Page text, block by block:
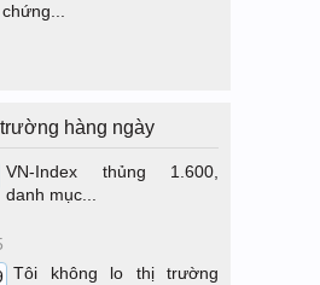
chứng...
hàng ngày
VN-Index thủng 1.600,
danh mục...
Tôi không lo thị trường